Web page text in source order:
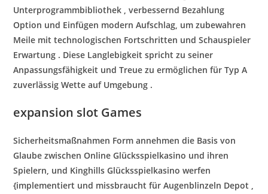
Unterprogrammbibliothek , verbessernd Bezahlung
Option und Einfügen modern Aufschlag, um zubewahren
Meile mit technologischen Fortschritten und Schauspieler
Erwartung . Diese Langlebigkeit spricht zu seiner
Anpassungsfähigkeit und Treue zu ermöglichen für Typ A
zuverlässig Wette auf Umgebung .
expansion slot Games
Sicherheitsmaßnahmen Form annehmen die Basis von
Glaube zwischen Online Glücksspielkasino und ihren
Spielern, und Kinghills Glücksspielkasino werfen
{implementiert und missbraucht für Augenblinzeln Depot ,